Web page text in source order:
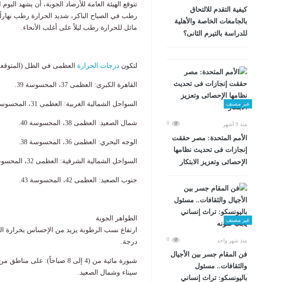
كيفية التقدم للالتحاق
بالجامعات الخاصة والأهلية
للدراسة بالتيرم الثانى؟
غير مصنف
منذ 9 أشهر 0
الأمم المتحدة: مصر حققت
إنجازات فى تحديث نظامها
الإحصائى وتعزيز الابتكار
غير مصنف
منذ شهر واحد 0
فن المقام جسر بين الأجيال
والثقافات.. مسئول
باليونسكو: تراث إنساني
تتوقع الهيئة العامة للأرصاد الجوية، أن يشهد اليوم الأربعاء 1 يوليو
رطب في الصباح الباكر، شديد الحرارة رطب
مائل للحرارة رطب ليلاً على أغلب الأنحاء.
​لتكون درجات الحرارة العظمى في الظل
​القاهرة الكبرى: العظمى 37، المحسوسة 39.
​السواحل الشمالية الغربية: العظمى 31، المحسوسة 34.
​شمال الصعيد: العظمى 38، المحسوسة 40.
​الوجه البحري: العظمى 36، المحسوسة 38.
​السواحل الشمالية الشرقية: العظمى 32، المحسوسة 35.
​جنوب الصعيد: العظمى 42، المحسوسة 43.
الظواهر الجوية
درجة.
​شبورة مائية من (4 إلى 8
سيناء وشمال الصعيد.